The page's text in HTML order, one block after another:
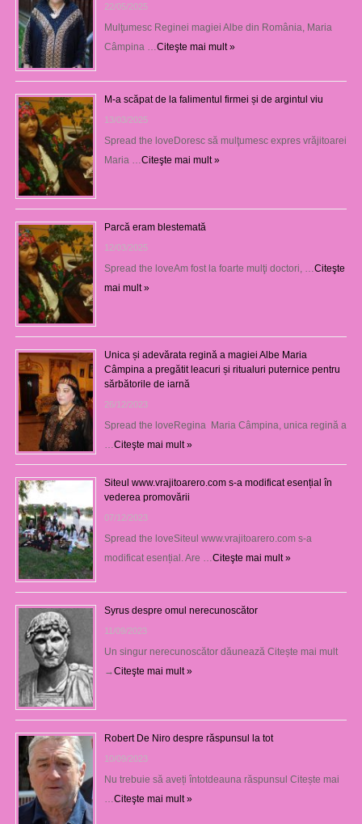
22/05/2025
Mulţumesc Reginei magiei Albe din România, Maria
Câmpina … Citeşte mai mult »
M-a scăpat de la falimentul firmei și de argintul viu
13/03/2025
Spread the loveDoresc să mulţumesc expres vrăjitoarei
Maria … Citeşte mai mult »
Parcă eram blestemată
12/03/2025
Spread the loveAm fost la foarte mulţi doctori, … Citeşte
mai mult »
Unica și adevărata regină a magiei Albe Maria
Câmpina a pregătit leacuri și ritualuri puternice pentru
sărbătorile de iarnă
26/12/2023
Spread the loveRegina Maria Câmpina, unica regină a
Citeşte mai mult »
Siteul www.vrajitoarero.com s-a modificat esențial în
vederea promovării
07/12/2023
Spread the loveSiteul www.vrajitoarero.com s-a
modificat esențial. Are … Citeşte mai mult »
Syrus despre omul nerecunoscător
11/09/2023
Un singur nerecunoscător dăunează Citește mai mult
→Citeşte mai mult »
Robert De Niro despre răspunsul la tot
10/09/2023
Nu trebuie să aveți întotdeauna răspunsul Citește mai
Citeşte mai mult »